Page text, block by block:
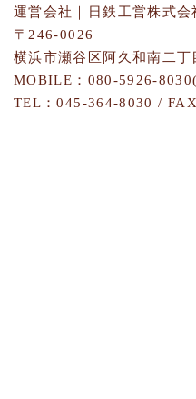
運営会社｜日鉄工営株式会
〒246-0026
横浜市瀬谷区阿久和南二丁
MOBILE：080-5926-8030(
TEL：045-364-8030 /